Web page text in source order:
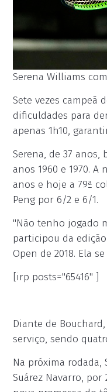
Serena Williams
Sete vezes campeã
dificuldades para
apenas 1h10,
Serena, de 37
anos 1960 e 1970.
anos e hoje a 79ª
Peng por 6/2 e 6/1.
"Não tenho jogado
participou da
Open de 2018. Ela
[irp posts="65416" ]
Diante de
serviço, sendo
Na próxima rodada,
Suárez Navarro,